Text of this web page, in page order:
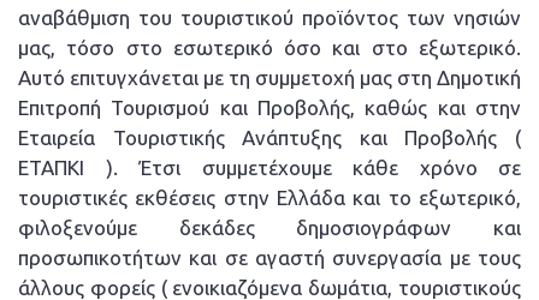
αναβάθμιση του τουριστικού προϊόντος των νησιών
μας, τόσο στο εσωτερικό όσο και στο εξωτερικό.
Αυτό επιτυγχάνεται με τη συμμετοχή μας στη Δημοτική
Επιτροπή Τουρισμού και Προβολής, καθώς και στην
Εταιρεία Τουριστικής Ανάπτυξης και Προβολής (
ΕΤΑΠΚΙ ). Έτσι συμμετέχουμε κάθε χρόνο σε
τουριστικές εκθέσεις στην Ελλάδα και το εξωτερικό,
φιλοξενούμε δεκάδες δημοσιογράφων και
προσωπικοτήτων και σε αγαστή συνεργασία με τους
άλλους φορείς ( ενοικιαζόμενα δωμάτια, τουριστικούς